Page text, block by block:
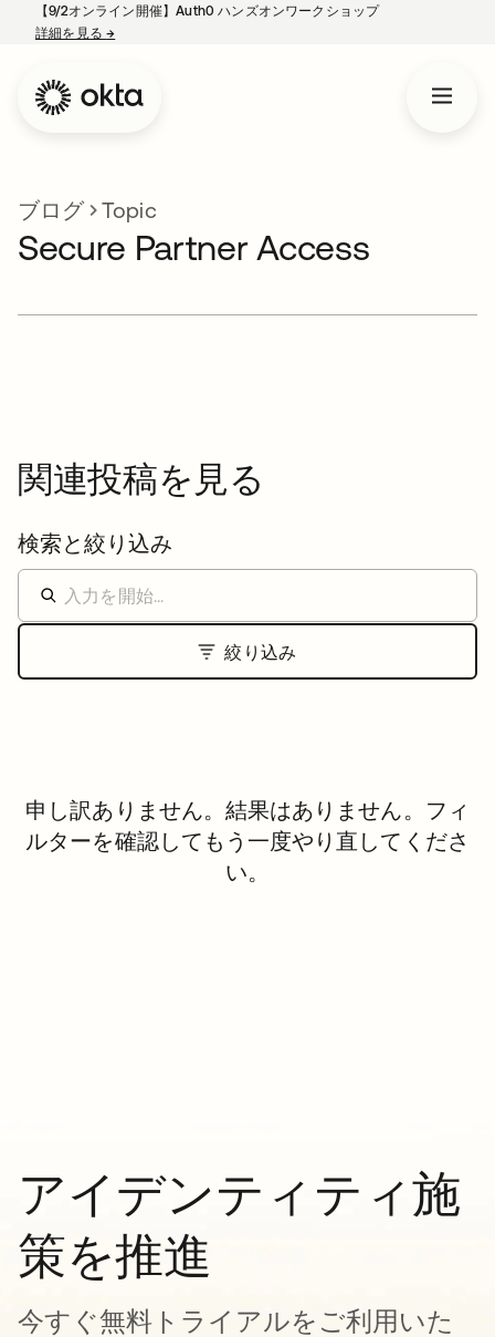
【9/2オンライン開催】Auth0 ハンズオンワークショップ
詳細を見る→
ブログ Topic
Secure Partner Access
関連投稿を見る
検索と絞り込み
絞り込み
申し訳ありません。結果はありません。フィ
ルターを確認してもう一度やり直してくださ
い。
アイデンティティ施
策を推進
今すぐ無料トライアルをご利用いた